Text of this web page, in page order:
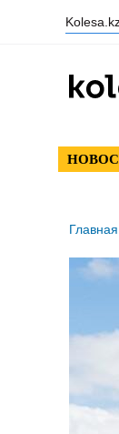
Главная